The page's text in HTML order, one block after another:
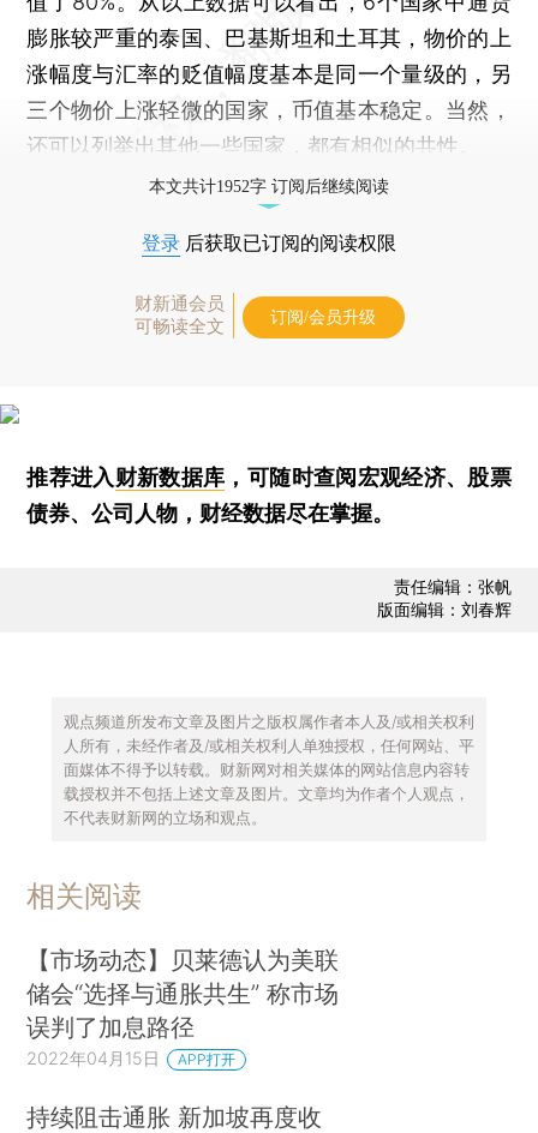
膨胀较严重的泰国、巴基斯坦和土耳其，物价的上
涨幅度与汇率的贬值幅度基本是同一个量级的，另
三个物价上涨轻微的国家，币值基本稳定。当然，
还可以列举出其他一些国家，都有相似的共性。
本文共计1952字 订阅后继续阅读
登录 后获取已订阅的阅读权限
财新通会员
可畅读全文
订阅/会员升级
推荐进入财新数据库 ，可随时查阅宏观经济、股票
债券、公司人物，财经数据尽在掌握。
责任编辑：张帆
版面编辑：刘春辉
观点频道所发布文章及图片之版权属作者本人及/或相关权利
人所有，未经作者及/或相关权利人单独授权，任何网站、平
面媒体不得予以转载。财新网对相关媒体的网站信息内容转
载授权并不包括上述文章及图片。文章均为作者个人观点，
不代表财新网的立场和观点。
相关阅读
【市场动态】贝莱德认为美联
储会“选择与通胀共生” 称市场
误判了加息路径
2022年04月15日 APP打开
持续阻击通胀 新加坡再度收